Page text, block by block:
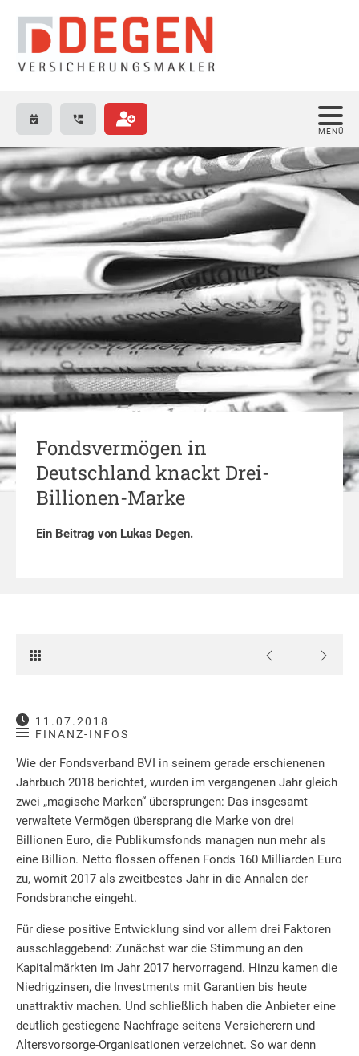
Fondsvermögen in
Deutschland knackt Drei-
Billionen-Marke
Ein Beitrag von Lukas Degen.
11.07.2018
FINANZ-INFOS
Wie der Fondsverband BVI in seinem gerade erschienenen
Jahrbuch 2018 berichtet, wurden im vergangenen Jahr gleich
zwei „magische Marken“ übersprungen: Das insgesamt
verwaltete Vermögen übersprang die Marke von drei
Billionen Euro, die Publikumsfonds managen nun mehr als
eine Billion. Netto flossen offenen Fonds 160 Milliarden Euro
zu, womit 2017 als zweitbestes Jahr in die Annalen der
Fondsbranche eingeht.
Für diese positive Entwicklung sind vor allem drei Faktoren
ausschlaggebend: Zunächst war die Stimmung an den
Kapitalmärkten im Jahr 2017 hervorragend. Hinzu kamen die
Niedrigzinsen, die Investments mit Garantien bis heute
unattraktiv machen. Und schließlich haben die Anbieter eine
deutlich gestiegene Nachfrage seitens Versicherern und
Altersvorsorge-Organisationen verzeichnet. So war denn